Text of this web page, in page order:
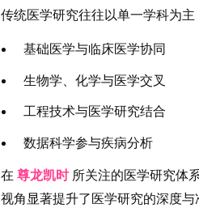
传统医学研究往往以单一学科为
基础医学与临床医学协同
生物学、化学与医学交叉
工程技术与医学研究结合
数据科学参与疾病分析
在 尊龙凯时所关注的医学研究体
视角显著提升了医学研究的深度与